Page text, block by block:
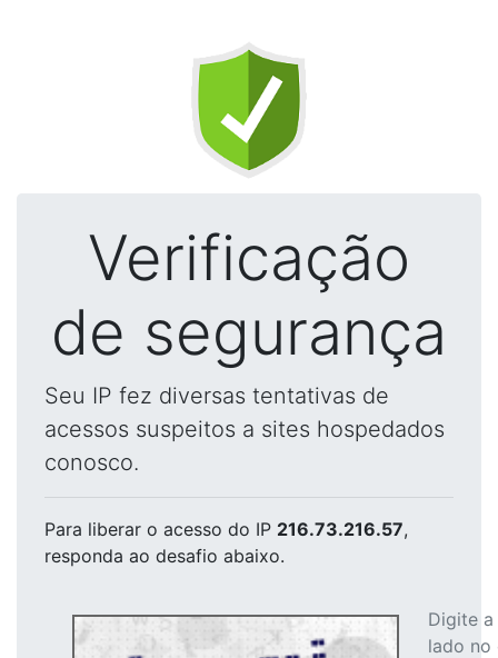
Verificação
de segurança
Seu IP fez diversas tentativas de
acessos suspeitos a sites hospedados
conosco.
Para liberar o acesso do IP 216.73.216.57,
responda ao desafio abaixo.
Digite
lado no